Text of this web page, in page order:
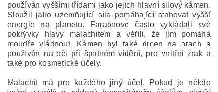
používán vyššími třídami jako jejich hlavní silový kámen.
Sloužil jako uzemňující síla pomáhající stahovat vyšší
energie na planetu. Faraónové často vykládali své
pokrývky hlavy malachitem a věřili, že jim pomáhá
moudře vládnout. Kámen byl také drcen na prach a
používán na oči při špatném vidění, pro vnitřní zrak a
také pro kosmetické účely.
Malachit má pro každého jiný účel. Pokud je někdo